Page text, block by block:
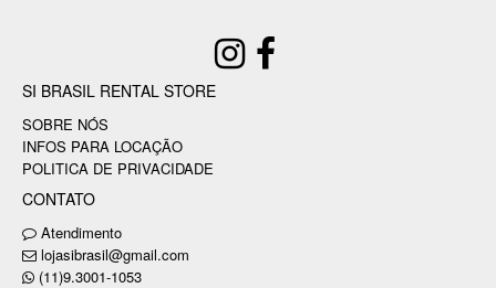
SI BRASIL RENTAL STORE
SOBRE NÓS
INFOS PARA LOCAÇÃO
POLITICA DE PRIVACIDADE
CONTATO
Atendimento
lojasibrasil@gmail.com
(11)9.3001-1053